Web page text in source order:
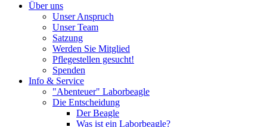
Über uns
Unser Anspruch
Unser Team
Satzung
Werden Sie Mitglied
Pflegestellen gesucht!
Spenden
Info & Service
"Abenteuer" Laborbeagle
Die Entscheidung
Der Beagle
Was ist ein Laborbeagle?